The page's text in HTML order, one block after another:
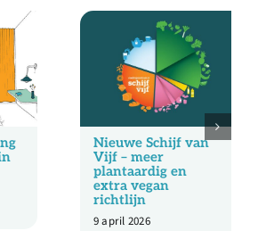
Nieuwe Schijf van
Vijf – meer
plantaardig en
extra vegan
richtlijn
9 april 2026